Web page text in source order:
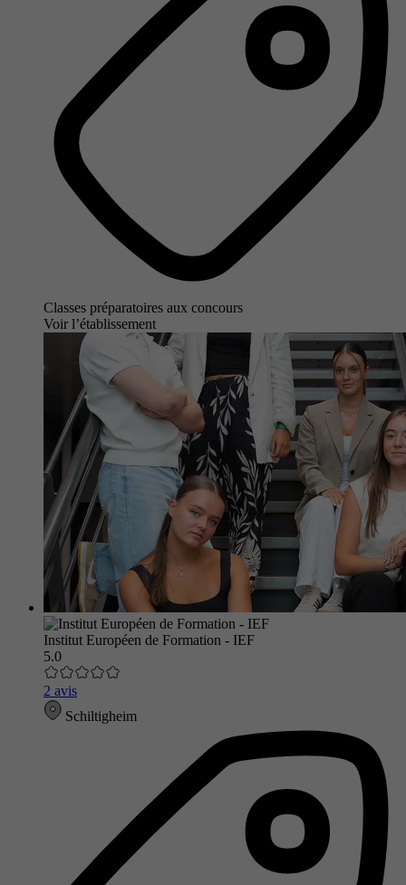
Classes préparatoires aux concours
Voir l’établissement
Institut Européen de Formation - IEF
5.0
2 avis
Schiltigheim